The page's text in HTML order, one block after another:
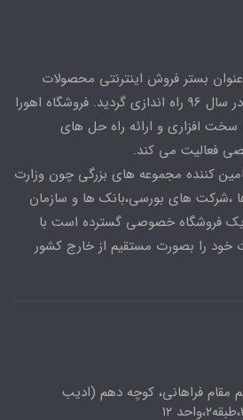
عنوان بستر فروش اینترنتی محصولات
در سال 96 راه اندازی گردید. فروشگاه اهورا
افزاری و ارائه راه حل های
فعالیت می کند.
کننده مجموعه های بزرگی چون وزارت
،شرکت های بورسی،بانک ها و سازمان
فروشگاه خصوصی گسترده است با
خود را بصورت مستقیم از خارج کشور
مقام فراهانی، کوچه دهم (ادیب